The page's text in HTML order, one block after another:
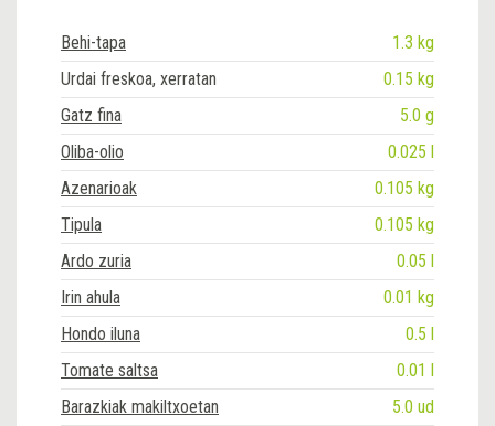
Behi-tapa
1.3 kg
Urdai freskoa, xerratan
0.15 kg
Gatz fina
5.0 g
Oliba-olio
0.025 l
Azenarioak
0.105 kg
Tipula
0.105 kg
Ardo zuria
0.05 l
Irin ahula
0.01 kg
Hondo iluna
0.5 l
Tomate saltsa
0.01 l
Barazkiak makiltxoetan
5.0 ud